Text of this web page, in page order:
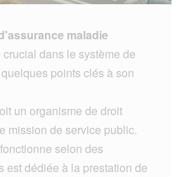
maladie
dans le système de
points clés à son
un organisme de droit
mission de service public.
selon des
est dédiée à la prestation de